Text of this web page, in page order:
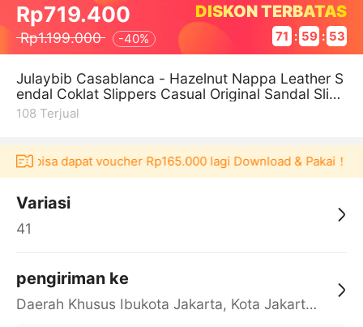
Rp719.400
Rp1.199.000 -40%
DISKON TERBATAS
71 : 59 : 52
Julaybib Casablanca - Hazelnut Nappa Leather S
endal Coklat Slippers Casual Original Sandal Slip
Pria Wanita Kulit Asli N
108 Terjual
bisa dapat voucher Rp165.000 lagi Download & Pakai！
Variasi
41
pengiriman ke
Daerah Khusus Ibukota Jakarta, Kota Jakarta Barat, Cengkareng, yy